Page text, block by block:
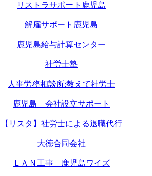
リストラサポート鹿児島
解雇サポート鹿児島
鹿児島給与計算センター
社労士塾
人事労務相談所:教えて社労士
鹿児島 会社設立サポート
【リスタ】社労士による退職代行
大徳合同会社
ＬＡＮ工事 鹿児島ワイズ